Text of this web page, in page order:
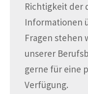
Richtigkeit der
Informationen
Fragen stehen
unserer
gerne für eine
Verfügung.